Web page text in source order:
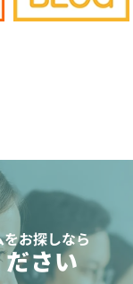
お探しなら
さい